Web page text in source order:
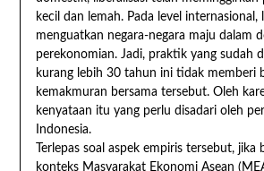
kecil dan lemah. Pada level internasional,
menguatkan negara-negara maju dalam
perekonomian. Jadi, praktik yang sudah
kurang lebih 30 tahun ini tidak memberi
kemakmuran bersama tersebut. Oleh
kenyataan itu yang perlu disadari oleh
Indonesia.
Terlepas soal aspek empiris tersebut, jika
konteks Masyarakat Ekonomi Asean